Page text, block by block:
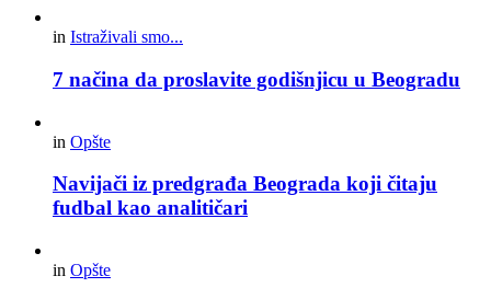
in Istraživali smo...
7 načina da proslavite godišnjicu u Beogradu
in Opšte
Navijači iz predgrađa Beograda koji čitaju
fudbal kao analitičari
in Opšte